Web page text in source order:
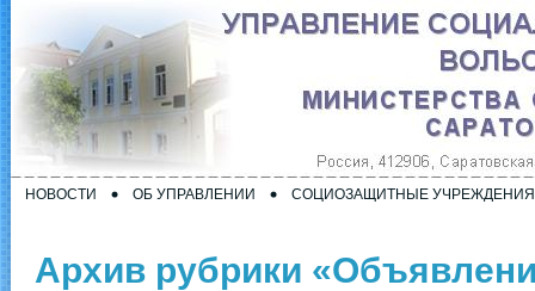
НОВОСТИ ОБ УПРАВЛЕНИИ СОЦИОЗАЩИТНЫЕ УЧРЕЖДЕНИЯ
Архив рубрики